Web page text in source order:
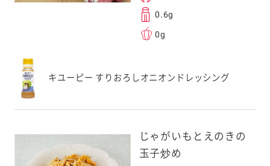
0.6g
0g
キユーピー すりおろしオニオンドレッシング
じゃがいもとえのきの
玉子炒め